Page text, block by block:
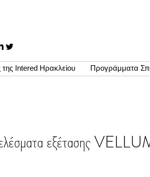
Intered Ηρακλείου Προγράμματα
εξέτασης